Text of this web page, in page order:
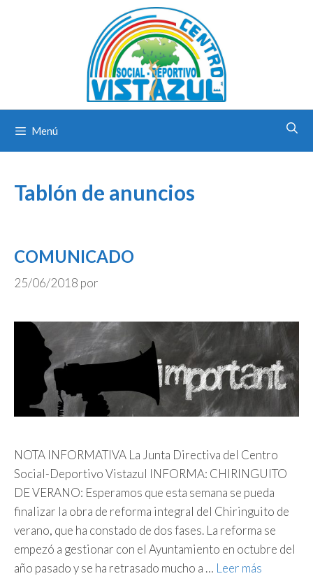
Menú
Tablón de anuncios
COMUNICADO
25/06/2018 por
NOTA INFORMATIVA La Junta Directiva del Centro
Social-Deportivo Vistazul INFORMA: CHIRINGUITO
DE VERANO: Esperamos que esta semana se pueda
finalizar la obra de reforma integral del Chiringuito de
verano, que ha constado de dos fases. La reforma se
empezó a gestionar con el Ayuntamiento en octubre del
año pasado y se ha retrasado mucho a … Leer más